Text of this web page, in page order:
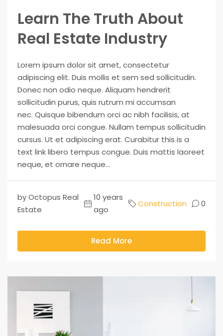
Learn The Truth About
Real Estate Industry
Lorem ipsum dolor sit amet, consectetur
adipiscing elit. Duis mollis et sem sed sollicitudin.
Donec non odio neque. Aliquam hendrerit
sollicitudin purus, quis rutrum mi accumsan
nec. Quisque bibendum orci ac nibh facilisis, at
malesuada orci congue. Nullam tempus sollicitudin
cursus. Ut et adipiscing erat. Curabitur this is a
text link libero tempus congue. Duis mattis laoreet
neque, et ornare neque...
by Octopus Real
Estate
10 years
ago
Construction 0
Read More